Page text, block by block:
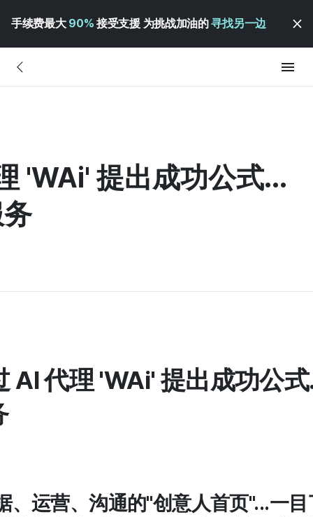
手续费最大 90% 接受支援 为挑战加油的寻找另一边
'WAi' 提出成功公式...
AI 代理 'WAi' 提出成功公
、运营、沟通的"创意人首页"...一